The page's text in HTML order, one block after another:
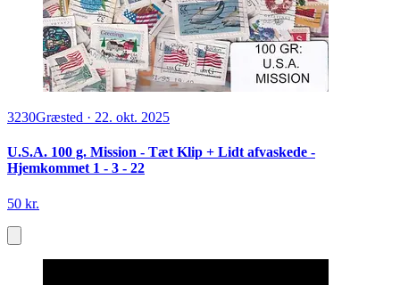
3230Græsted · 22. okt. 2025
U.S.A. 100 g. Mission - Tæt Klip + Lidt afvaskede -
Hjemkommet 1 - 3 - 22
50 kr.